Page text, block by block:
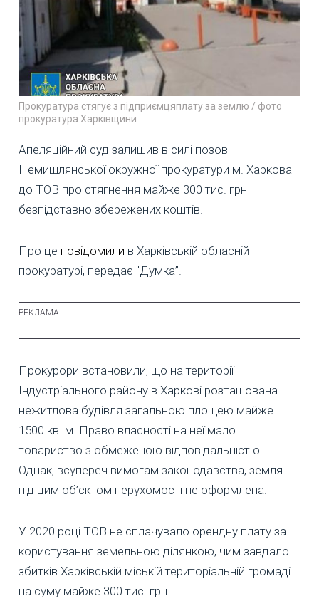
Прокуратура стягує з підприємцяплату за землю / фото
прокуратура Харківщини
Апеляційний суд залишив в силі позов
Немишлянської окружної прокуратури м. Харкова
до ТОВ про стягнення майже 300 тис. грн
безпідставно збережених коштів.
Про це повідомили в Харківській обласній
прокуратурі, передає "Думка”.
Прокурори встановили, що на території
Індустріального району в Харкові розташована
нежитлова будівля загальною площею майже
1500 кв. м. Право власності на неї мало
товариство з обмеженою відповідальністю.
Однак, всупереч вимогам законодавства, земля
під цим об’єктом нерухомості не оформлена.
У 2020 році ТОВ не сплачувало орендну плату за
користування земельною ділянкою, чим завдало
збитків Харківській міській територіальній громаді
на суму майже 300 тис. грн.